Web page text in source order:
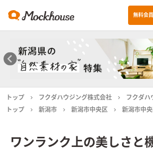
無料会
トップ フクダハウジング株式会社
フクダハ
トップ
新潟市 新潟市中央区 新潟市中
ワンランク上の美しさと